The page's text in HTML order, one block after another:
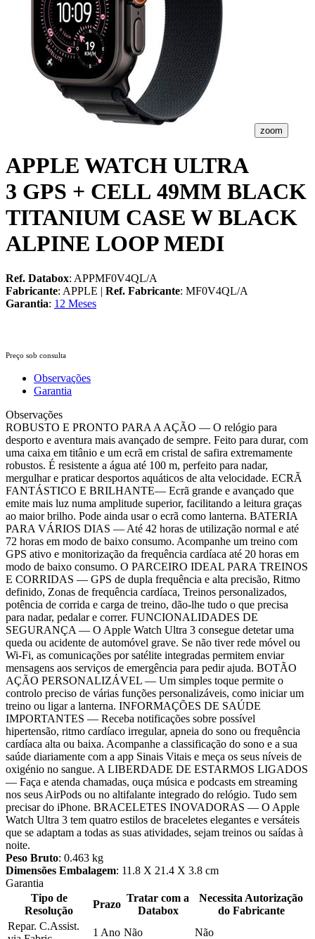
zoom
APPLE WATCH ULTRA
3 GPS + CELL 49MM BLACK
TITANIUM CASE W BLACK
ALPINE LOOP MEDI
Ref. Databox: APPMF0V4QL/A
Fabricante: APPLE | Ref. Fabricante: MF0V4QL/A
Garantia: 12 Meses
Preço sob consulta
Observações
Garantia
Observações
ROBUSTO E PRONTO PARA A AÇÃO — O relógio para
desporto e aventura mais avançado de sempre. Feito para durar, com
uma caixa em titânio e um ecrã em cristal de safira extremamente
robustos. É resistente a água até 100 m, perfeito para nadar,
mergulhar e praticar desportos aquáticos de alta velocidade. ECRÃ
FANTÁSTICO E BRILHANTE— Ecrã grande e avançado que
emite mais luz numa amplitude superior, facilitando a leitura graças
ao maior brilho. Pode ainda usar o ecrã como lanterna. BATERIA
PARA VÁRIOS DIAS — Até 42 horas de utilização normal e até
72 horas em modo de baixo consumo. Acompanhe um treino com
GPS ativo e monitorização da frequência cardíaca até 20 horas em
modo de baixo consumo. O PARCEIRO IDEAL PARA TREINOS
E CORRIDAS — GPS de dupla frequência e alta precisão, Ritmo
definido, Zonas de frequência cardíaca, Treinos personalizados,
potência de corrida e carga de treino, dão-lhe tudo o que precisa
para nadar, pedalar e correr. FUNCIONALIDADES DE
SEGURANÇA — O Apple Watch Ultra 3 consegue detetar uma
queda ou acidente de automóvel grave. Se não tiver rede móvel ou
Wi-Fi, as comunicações por satélite integradas permitem enviar
mensagens aos serviços de emergência para pedir ajuda. BOTÃO
AÇÃO PERSONALIZÁVEL — Um simples toque permite o
controlo preciso de várias funções personalizáveis, como iniciar um
treino ou ligar a lanterna. INFORMAÇÕES DE SAÚDE
IMPORTANTES — Receba notificações sobre possível
hipertensão, ritmo cardíaco irregular, apneia do sono ou frequência
cardíaca alta ou baixa. Acompanhe a classificação do sono e a sua
saúde diariamente com a app Sinais Vitais e meça os seus níveis de
oxigénio no sangue. A LIBERDADE DE ESTARMOS LIGADOS
— Faça e atenda chamadas, ouça música e podcasts em streaming
nos seus AirPods ou no altifalante integrado do relógio. Tudo sem
precisar do iPhone. BRACELETES INOVADORAS — O Apple
Watch Ultra 3 tem quatro estilos de braceletes elegantes e versáteis
que se adaptam a todas as suas atividades, sejam treinos ou saídas à
noite.
Peso Bruto: 0.463 kg
Dimensões Embalagem: 11.8 X 21.4 X 3.8 cm
Garantia
Tipo de
Resolução
Prazo
Tratar com a
Databox
Necessita Autorização
do Fabricante
Repar. C.Assist.
1 Ano Não Não